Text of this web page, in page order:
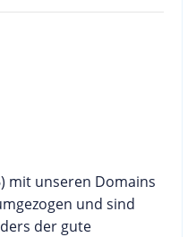
mit unseren Domains
und sind
der gute